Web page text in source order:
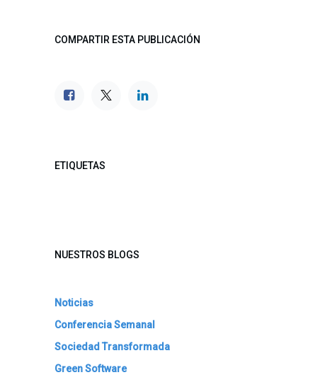
COMPARTIR ESTA PUBLICACIÓN
ETIQUETAS
NUESTROS BLOGS
Noticias
Conferencia Semanal
Sociedad Transformada
Green Software